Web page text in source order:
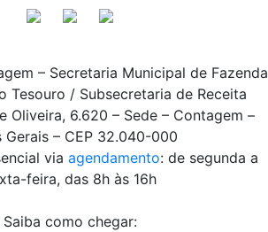
– Secretaria Municipal de Fazenda
Tesouro / Subsecretaria de Receita
Oliveira, 6.620 – Sede – Contagem –
Gerais – CEP 32.040-000
via agendamento: de segunda a
feira, das 8h às 16h
Saiba como chegar: